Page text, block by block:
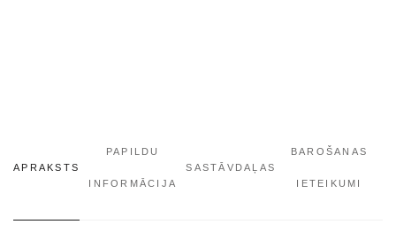
APRAKSTS
PAPILDU
INFORMĀCIJA
SASTĀVDAĻAS
BAROŠANAS
IETEIKUMI